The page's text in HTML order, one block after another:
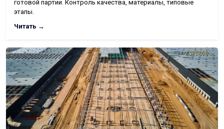
готовой партии. Контроль качества, материалы, типовые
этапы.
Читать →